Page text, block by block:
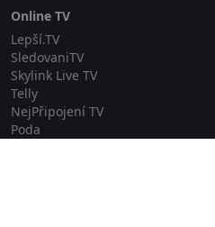
Online TV
Lepší.TV
SledovaniTV
Skylink Live TV
Telly
NejPřipojení TV
Poda